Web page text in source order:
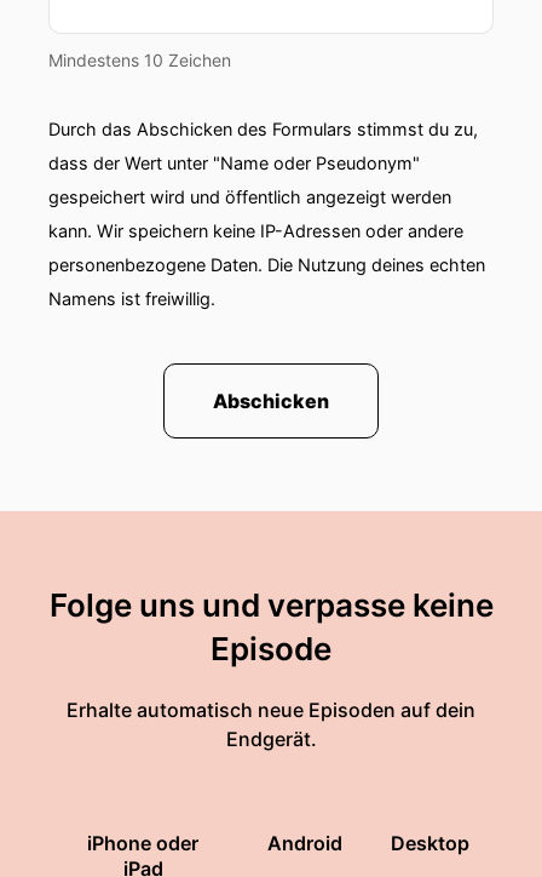
Mindestens 10 Zeichen
Durch das Abschicken des Formulars stimmst du zu,
dass der Wert unter "Name oder Pseudonym"
gespeichert wird und öffentlich angezeigt werden
kann. Wir speichern keine IP-Adressen oder andere
personenbezogene Daten. Die Nutzung deines echten
Namens ist freiwillig.
Abschicken
Folge uns und verpasse keine
Episode
Erhalte automatisch neue Episoden auf dein
Endgerät.
iPhone oder
iPad
Android Desktop